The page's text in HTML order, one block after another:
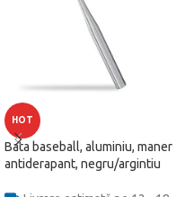
HOT
Bata baseball, aluminiu, maner
antiderapant, negru/argintiu